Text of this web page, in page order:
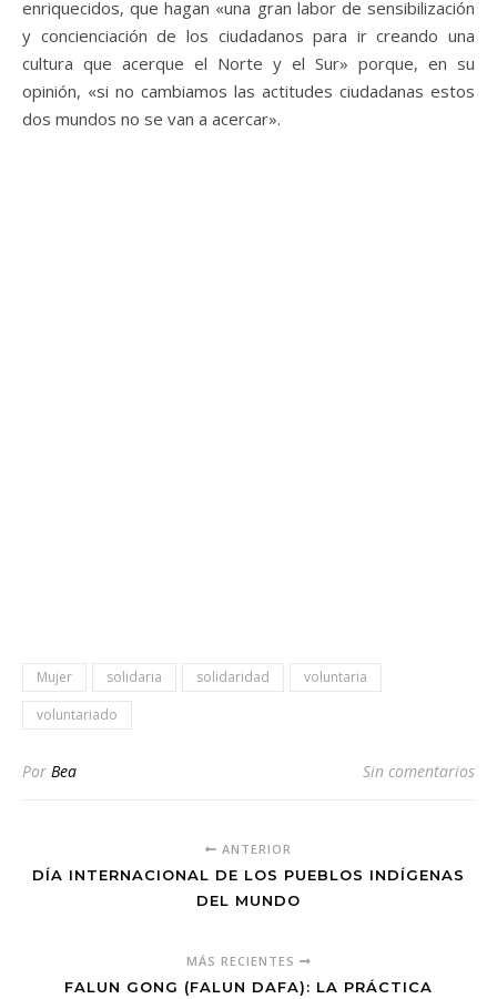
enriquecidos, que hagan «una gran labor de sensibilización
y concienciación de los ciudadanos para ir creando una
cultura que acerque el Norte y el Sur» porque, en su
opinión, «si no cambiamos las actitudes ciudadanas estos
dos mundos no se van a acercar».
Mujer solidaria solidaridad
voluntaria
voluntariado
Por Bea Sin comentarios
ANTERIOR
DÍA INTERNACIONAL DE LOS PUEBLOS INDÍGENAS
DEL MUNDO
MÁS RECIENTES
FALUN GONG (FALUN DAFA): LA PRÁCTICA